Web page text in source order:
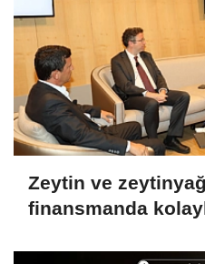
Zeytin ve
finansmanda